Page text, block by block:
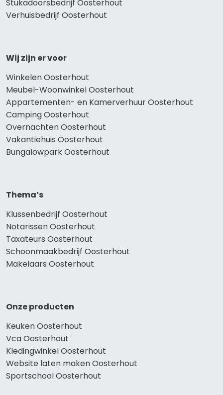
Stukadoorsbedrijf Oosterhout
Verhuisbedrijf Oosterhout
Wij zijn er voor
Winkelen Oosterhout
Meubel-Woonwinkel Oosterhout
Appartementen- en Kamerverhuur Oosterhout
Camping Oosterhout
Overnachten Oosterhout
Vakantiehuis Oosterhout
Bungalowpark Oosterhout
Thema’s
Klussenbedrijf Oosterhout
Notarissen Oosterhout
Taxateurs Oosterhout
Schoonmaakbedrijf Oosterhout
Makelaars Oosterhout
Onze producten
Keuken Oosterhout
Vca Oosterhout
Kledingwinkel Oosterhout
Website laten maken Oosterhout
Sportschool Oosterhout